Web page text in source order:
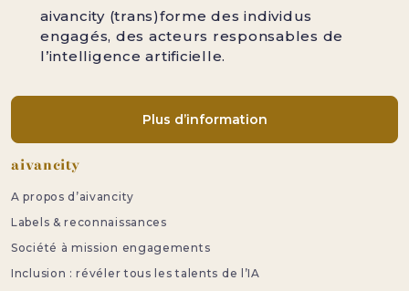
aivancity (trans)forme des individus
engagés, des acteurs responsables de
l’intelligence artificielle.
Plus d’information
Pied de page
aivancity
A propos d’aivancity
Labels & reconnaissances
Société à mission engagements
Inclusion : révéler tous les talents de l’IA